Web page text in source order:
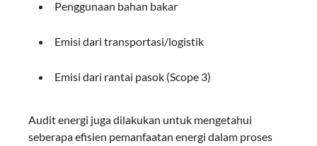
Penggunaan bahan bakar
Emisi dari transportasi/logistik
Emisi dari rantai pasok (Scope 3)
Audit energi juga dilakukan untuk mengetahui
seberapa efisien pemanfaatan energi dalam proses